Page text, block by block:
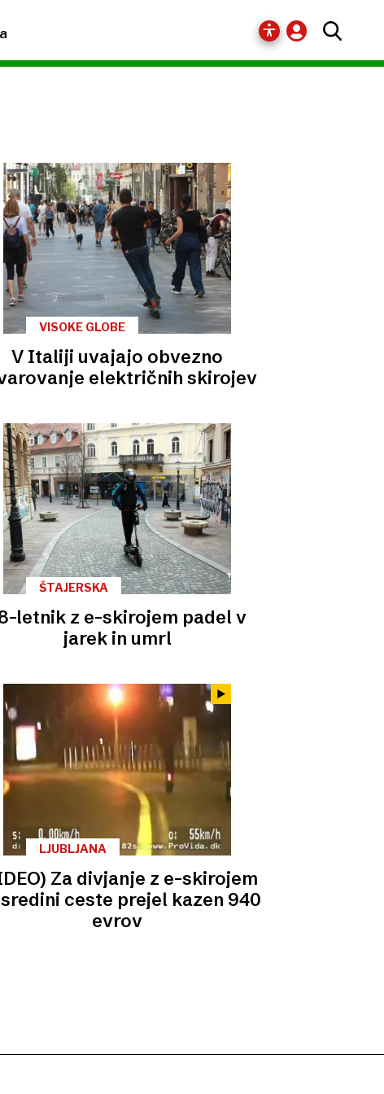
VISOKE GLOBE
V Italiji uvajajo obvezno
električnih skirojev
ŠTAJERSKA
letnik z e-skirojem padel v
jarek in umrl
LJUBLJANA
Za divjanje z e-skirojem
ceste prejel kazen 940
evrov